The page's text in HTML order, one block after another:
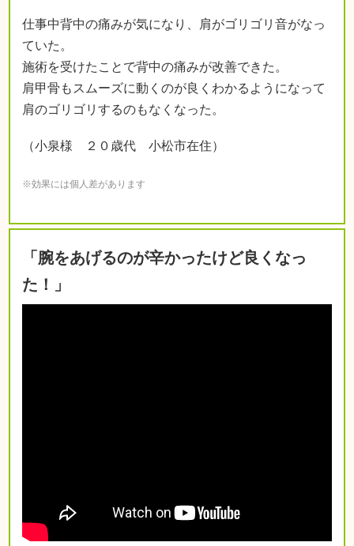
仕事中背中の痛みが気になり、肩がゴリゴリ音がなっ
ていた。
施術を受けたことで背中の痛みが改善できた。
肩甲骨もスムーズに動くのが良くわかるようになって
肩のゴリゴリするのもなくなった。
（小泉様 ２０歳代 小松市在住）
※効果には個人差があります
「腕をあげるのが辛かったけど良くなっ
た！」